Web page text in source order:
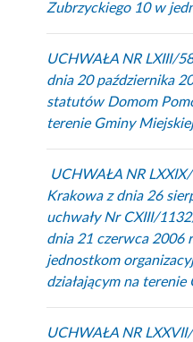
Zubrzyckiego 10 w
UCHWAŁA NR LXIII/
dnia 20 października
statutów Domom
terenie Gminy
UCHWAŁA NR
Krakowa z dnia 26
uchwały Nr CXIII/
dnia 21 czerwca 2006
jednostkom
działającym na
UCHWAŁA NR